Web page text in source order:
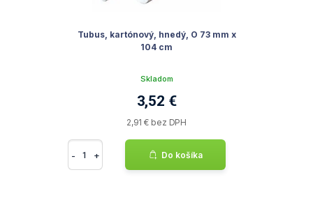
Tubus, kartónový, hnedý, O 73 mm x
104 cm
Skladom
3,52 €
2,91 € bez DPH
- + Do košíka